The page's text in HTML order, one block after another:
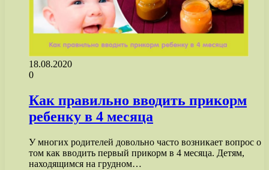
18.08.2020
0
Как правильно вводить прикорм
ребенку в 4 месяца
У многих родителей довольно часто возникает вопрос о
том как вводить первый прикорм в 4 месяца. Детям,
находящимся на грудном…